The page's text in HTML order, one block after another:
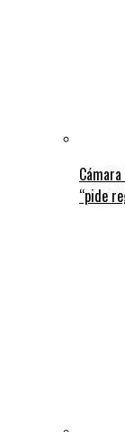
“pide